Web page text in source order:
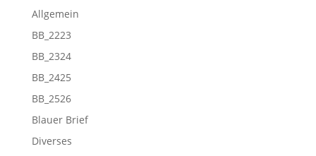
Allgemein
BB_2223
BB_2324
BB_2425
BB_2526
Blauer Brief
Diverses